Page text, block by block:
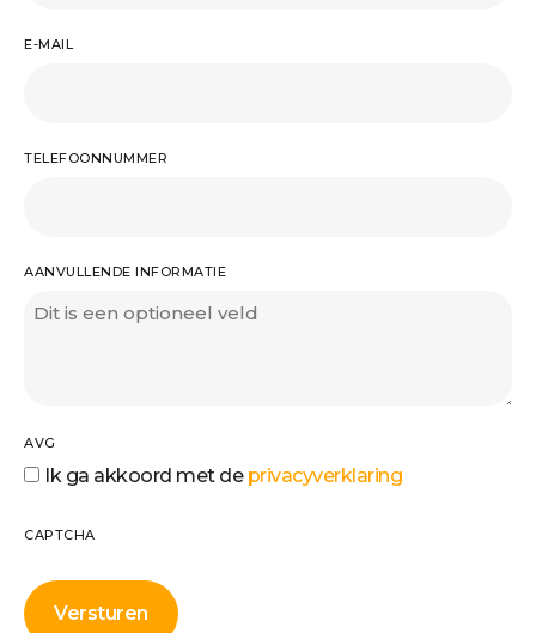
E-MAIL
TELEFOONNUMMER
AANVULLENDE INFORMATIE
AVG
Ik ga akkoord met de privacyverklaring
CAPTCHA